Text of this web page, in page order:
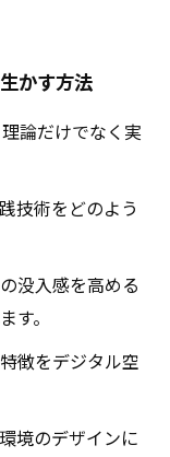
かす方法
論だけでなく実
技術をどのよう
没入感を高める
す。
徴をデジタル空
境のデザインに